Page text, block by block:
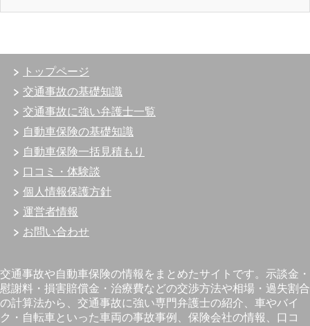
トップページ
交通事故の基礎知識
交通事故に強い弁護士一覧
自動車保険の基礎知識
自動車保険一括見積もり
口コミ・体験談
個人情報保護方針
運営者情報
お問い合わせ
交通事故や自動車保険の情報をまとめたサイトです。示談金・
慰謝料・損害賠償金・治療費などの交渉方法や相場・過失割合
の計算法から、交通事故に強い専門弁護士の紹介、車やバイ
ク・自転車といった車両の事故事例、保険会社の情報、口コ